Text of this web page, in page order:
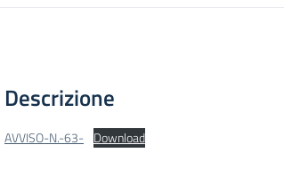
Descrizione
AVVISO-N.-63- Download